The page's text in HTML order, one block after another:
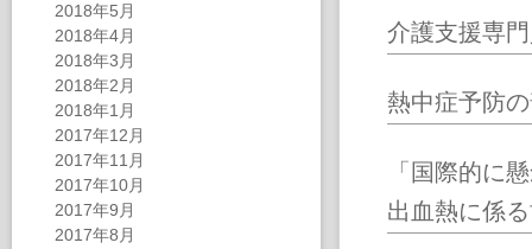
2018年5月
2018年4月
2018年3月
2018年2月
2018年1月
2017年12月
2017年11月
2017年10月
2017年9月
2017年8月
介護支援専
熱中症予防
「国際的に
出血熱に係